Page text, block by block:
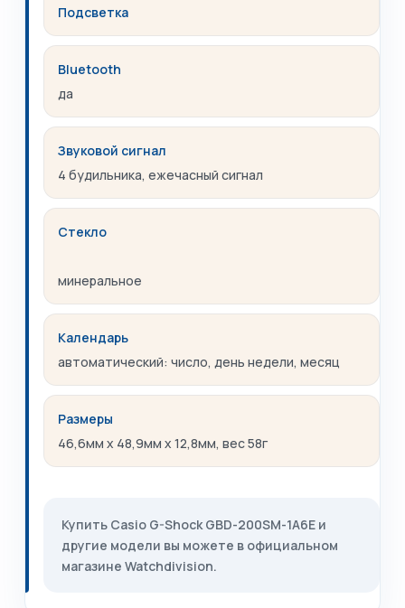
Подсветка
Bluetooth
да
Звуковой сигнал
4 будильника, ежечасный сигнал
Стекло
минеральное
Календарь
автоматический: число, день недели, месяц
Размеры
46,6мм x 48,9мм x 12,8мм, вес 58г
Купить Casio G-Shock GBD-200SM-1A6E и
другие модели вы можете в официальном
магазине Watchdivision.